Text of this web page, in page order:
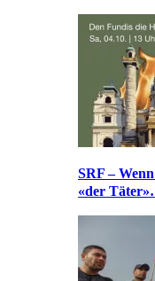
SRF –
«der